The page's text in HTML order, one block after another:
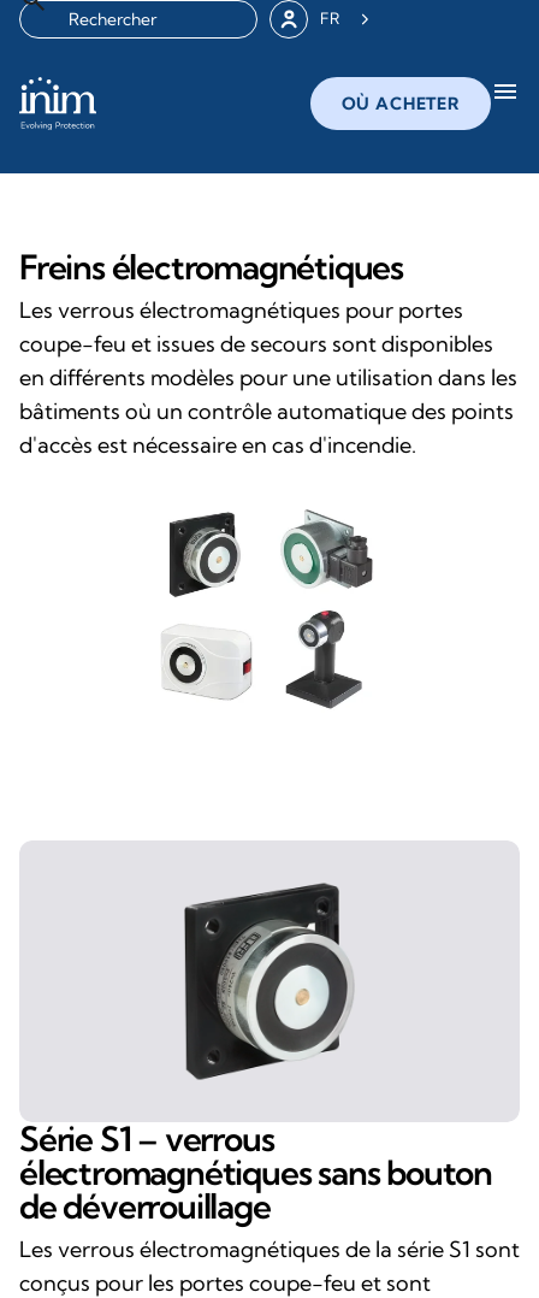
FR
OÙ ACHETER menu
Freins électromagnétiques
Les verrous électromagnétiques pour portes
coupe-feu et issues de secours sont disponibles
en différents modèles pour une utilisation dans les
bâtiments où un contrôle automatique des points
d'accès est nécessaire en cas d'incendie.
Série S1 – verrous
électromagnétiques sans bouton
de déverrouillage
Les verrous électromagnétiques de la série S1 sont
conçus pour les portes coupe-feu et sont